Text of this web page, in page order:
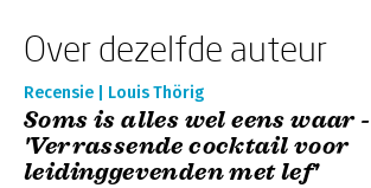
Over dezelfde auteur
Recensie | Louis Thörig
Soms is alles wel eens waar -
'Verrassende cocktail voor
leidinggevenden met lef'